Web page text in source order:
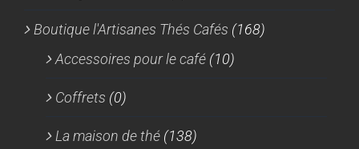
Boutique l'Artisanes Thés Cafés (168)
Accessoires pour le café (10)
Coffrets (0)
La maison de thé (138)